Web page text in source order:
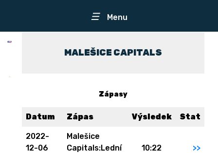
☰ Menu
MALEŠICE CAPITALS
Zápasy
Datum Zápas Výsledek Stat
2022-
12-06
Malešice
Capitals:Lední
10:22 >>